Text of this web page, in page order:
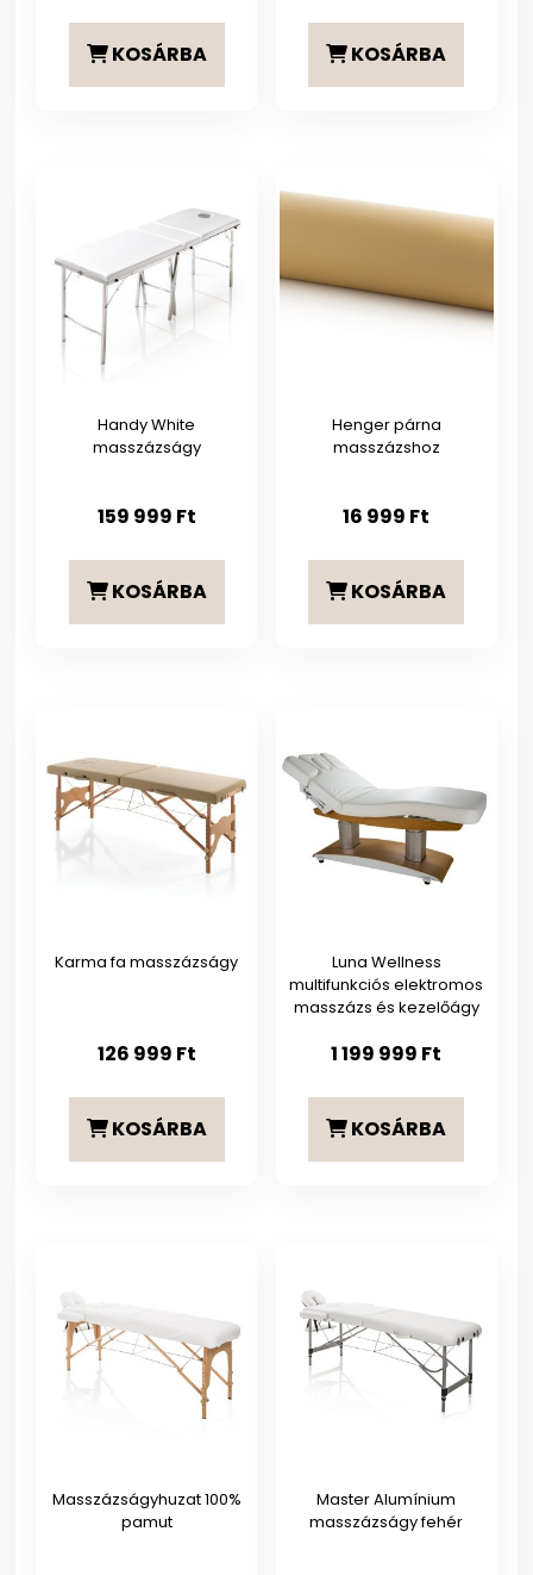
KOSÁRBA KOSÁRBA
Handy White
masszázságy
159 999 Ft
KOSÁRBA
Henger párna
masszázshoz
16 999 Ft
KOSÁRBA
Karma fa masszázságy
126 999 Ft
KOSÁRBA
Luna Wellness
multifunkciós elektromos
masszázs és kezelőágy
1 199 999 Ft
KOSÁRBA
Masszázságyhuzat 100%
pamut
Master Alumínium
masszázságy fehér